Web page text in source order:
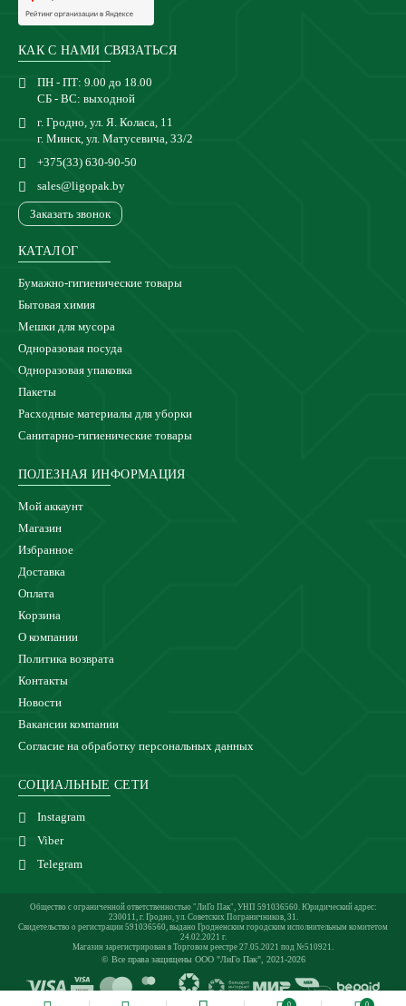
0 0
КАК С НАМИ СВЯЗАТЬСЯ
ПН - ПТ: 9.00 до 18.00
СБ - ВС: выходной
г. Гродно, ул. Я. Коласа, 11
г. Минск, ул. Матусевича, 33/2
+375(33) 630-90-50
sales@ligopak.by
Заказать звонок
КАТАЛОГ
Бумажно-гигиенические товары
Бытовая химия
Мешки для мусора
Одноразовая посуда
Одноразовая упаковка
Пакеты
Расходные материалы для уборки
Санитарно-гигиенические товары
ПОЛЕЗНАЯ ИНФОРМАЦИЯ
Мой аккаунт
Магазин
Избранное
Доставка
Оплата
Корзина
О компании
Политика возврата
Контакты
Новости
Вакансии компании
Согласие на обработку персональных данных
СОЦИАЛЬНЫЕ СЕТИ
Instagram
Viber
Telegram
Общество с ограниченной ответственностью "ЛиГо Пак", УНП 591036560. Юридический адрес:
230011, г. Гродно, ул. Советских Пограничников, 31.
Свидетельство о регистрации 591036560, выдано Гродненским городским исполнительным комитетом
24.02.2021 г.
Магазин зарегистрирован в Торговом реестре 27.05.2021 под №510921.
© Все права защищены ООО "ЛиГо Пак", 2021-2026